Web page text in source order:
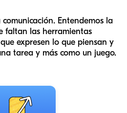
comunicación. Entendemos la
faltan las herramientas
expresen lo que piensan y
tarea y más como un juego.